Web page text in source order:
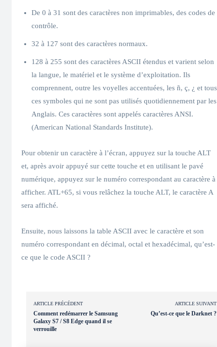
De 0 à 31 sont des caractères non imprimables, des codes de
contrôle.
32 à 127 sont des caractères normaux.
128 à 255 sont des caractères ASCII étendus et varient selon
la langue, le matériel et le système d’exploitation. Ils
comprennent, outre les voyelles accentuées, les ñ, ç, ¿ et tous
ces symboles qui ne sont pas utilisés quotidiennement par les
Anglais. Ces caractères sont appelés caractères ANSI.
(American National Standards Institute).
Pour obtenir un caractère à l’écran, appuyez sur la touche ALT
et, après avoir appuyé sur cette touche et en utilisant le pavé
numérique, appuyez sur le numéro correspondant au caractère à
afficher. ATL+65, si vous relâchez la touche ALT, le caractère A
sera affiché.
Ensuite, nous laissons la table ASCII avec le caractère et son
numéro correspondant en décimal, octal et hexadécimal, qu’est-
ce que le code ASCII ?
ARTICLE PRÉCÉDENT
Comment redémarrer le Samsung
Galaxy S7 / S8 Edge quand il se
verrouille
ARTICLE SUIVANT
Qu’est-ce que le Darknet ?